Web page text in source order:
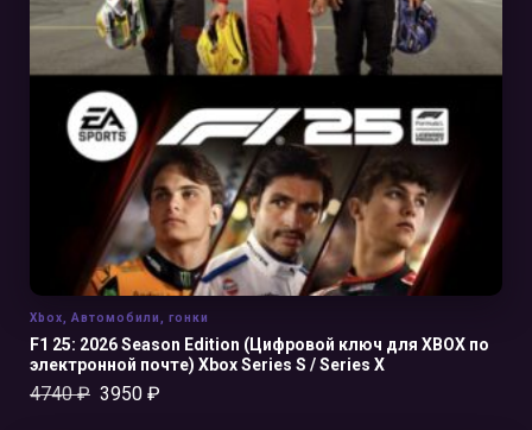
В КОРЗИНУ
F1 25: 2026 Season Edition (Цифровой ключ для XBOX по
электронной почте) Xbox Series S / Series X
4740₽ 3950 ₽
Xbox Автомобили гонки